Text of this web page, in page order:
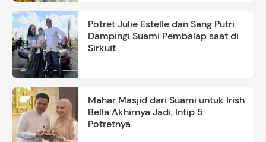
Potret Julie Estelle dan Sang Putri
Dampingi Suami Pembalap saat di
Sirkuit
Mahar Masjid dari Suami untuk Irish
Bella Akhirnya Jadi, Intip 5
Potretnya